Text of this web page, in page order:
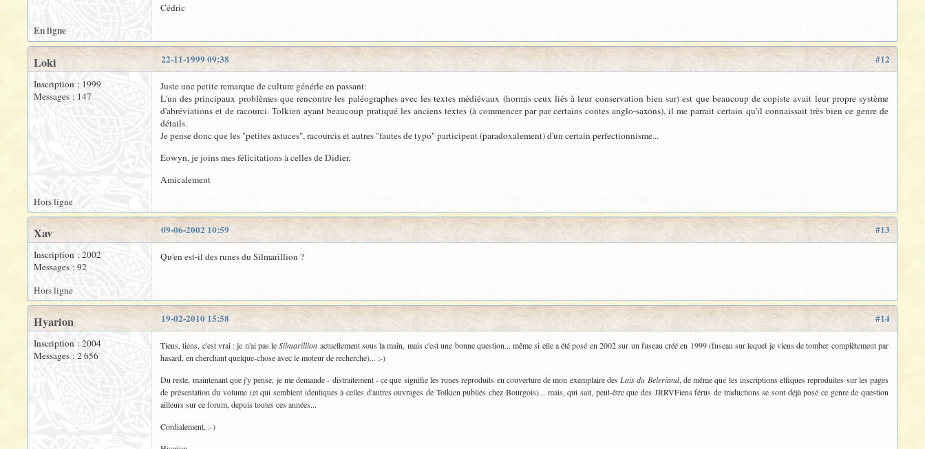
Cédric
En ligne
#12
22-11-1999 09:38
Loki
Inscription : 1999
Messages : 147
Juste une petite remarque de culture générle en passant:
L'un des principaux problèmes que rencontre les paléographes avec les textes médiévaux (hormis ceux liés à leur conservation bien sur) est que beaucoup de copiste avait leur propre système
d'abréviations et de racourci. Tolkien ayant beaucoup pratiqué les anciens textes (à commencer par par certains contes anglo-saxons), il me parrait certain qu'il connaissait très bien ce genre de
détails.
Je pense donc que les "petites astuces", racourcis et autres "fautes de typo" participent (paradoxalement) d'un certain perfectionnisme...
Eowyn, je joins mes félicitations à celles de Didier.
Amicalement
Hors ligne
#13
09-06-2002 10:59
Xav
Inscription : 2002
Messages : 92
Qu'en est-il des runes du Silmarillion ?
Hors ligne
#14
19-02-2010 15:58
Hyarion
Inscription : 2004
Messages : 2 656
Tiens, tiens, c'est vrai : je n'ai pas leSilmarillion actuellement sous la main, mais c'est une bonne question... même si elle a été posé en 2002 sur un fuseau créé en 1999 (fuseau sur lequel je viens de tomber complètement par
hasard, en cherchant quelque-chose avec le moteur de recherche)... ;-)
Du reste, maintenant que j'y pense, je me demande - distraitement - ce que signifie les runes reproduits en couverture de mon exemplaire des Lais du Beleriand, de même que les inscriptions elfiques reproduites sur les pages
de présentation du volume (et qui semblent identiques à celles d'autres ouvrages de Tolkien publiés chez Bourgois)... mais, qui sait, peut-être que des JRRVFiens férus de traductions se sont déjà posé ce genre de question
ailleurs sur ce forum, depuis toutes ces années...
Cordialement, :-)